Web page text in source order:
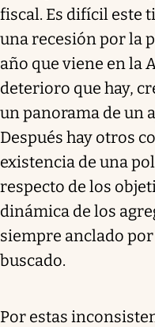
fiscal. Es difícil este
una recesión por la
año que viene en la
deterioro que hay,
un panorama de un
Después hay otros
existencia de una
respecto de los
dinámica de los
siempre anclado
buscado.
Por estas